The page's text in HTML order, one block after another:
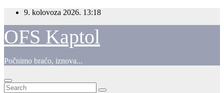
Skip
content
9. kolovoza 2026. 13:18
OFS Kaptol
Počnimo braćo, iznova...